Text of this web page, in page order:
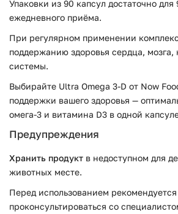
Упаковки из 90 капсул достаточно для
ежедневного приёма.
При регулярном применении
поддержанию здоровья сердца,
системы.
Выбирайте Ultra Omega 3-D от Now
поддержки вашего здоровья —
омега-3 и витамина D3 в одной
Предупреждения
Хранить продукт в недоступном для
животных месте.
Перед использованием рекомендуется
проконсультироваться со